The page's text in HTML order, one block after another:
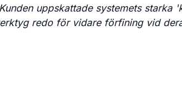
uppskattade systemets starka
redo för vidare förfining vid